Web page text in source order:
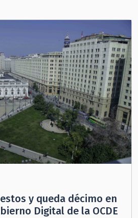
y queda décimo en
Digital de la OCDE